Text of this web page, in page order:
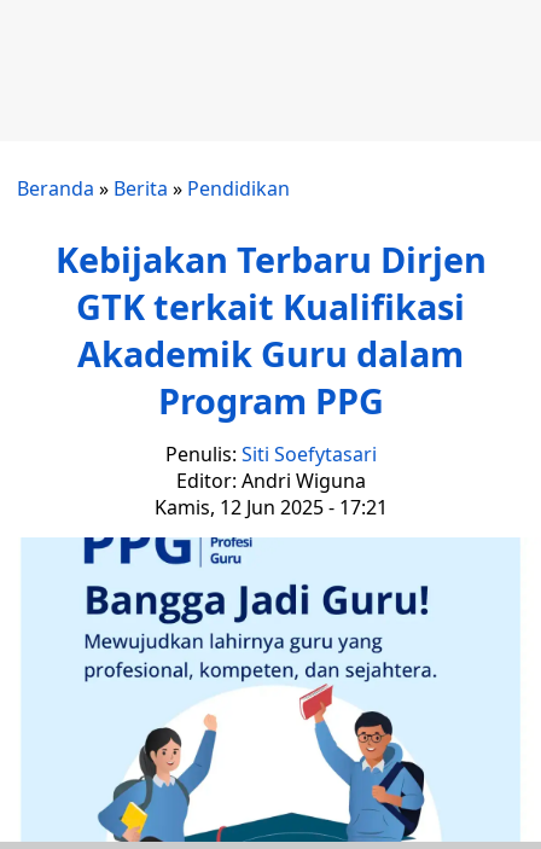
Beranda » Berita » Pendidikan
Kebijakan Terbaru Dirjen
GTK terkait Kualifikasi
Akademik Guru dalam
Program PPG
Penulis: Siti Soefytasari
Editor: Andri Wiguna
Kamis, 12 Jun 2025 - 17:21